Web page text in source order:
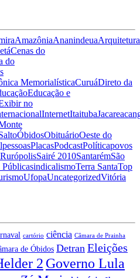
AmazôniaAnanindeuaArquitetura
Cenas do
do
MemorialísticaCuruáDireto da
Educação e
no
InternetItaituba
ÓbidosObituárioOeste do
pessoasPlacasPodcastPolíticapovos
RurópolisSairé 2010SantarémSão
PúblicasindicalismoTerra SantaTop
UfopaUncategorizedVitória
cartório ciência Câmara de Prainha
de Óbidos Detran Eleições
2 Governo Lula